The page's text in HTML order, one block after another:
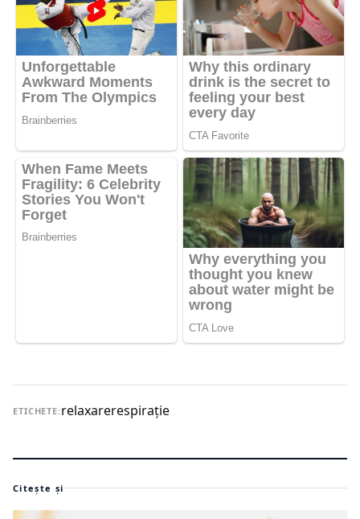
ETICHETE:relaxarerespirație
Citește și